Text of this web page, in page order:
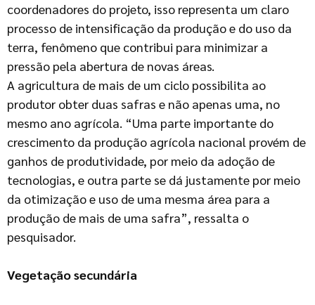
coordenadores do projeto, isso representa um claro
processo de intensificação da produção e do uso da
terra, fenômeno que contribui para minimizar a
pressão pela abertura de novas áreas.
A agricultura de mais de um ciclo possibilita ao
produtor obter duas safras e não apenas uma, no
mesmo ano agrícola. “Uma parte importante do
crescimento da produção agrícola nacional provém de
ganhos de produtividade, por meio da adoção de
tecnologias, e outra parte se dá justamente por meio
da otimização e uso de uma mesma área para a
produção de mais de uma safra”, ressalta o
pesquisador.
Vegetação secundária